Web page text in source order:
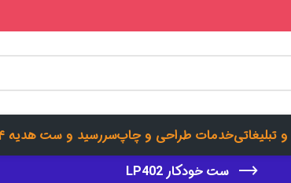
تبلیغاتیخدمات طراحی و چاپسررسید و ست هدیه 1404
ست خودکار LP402